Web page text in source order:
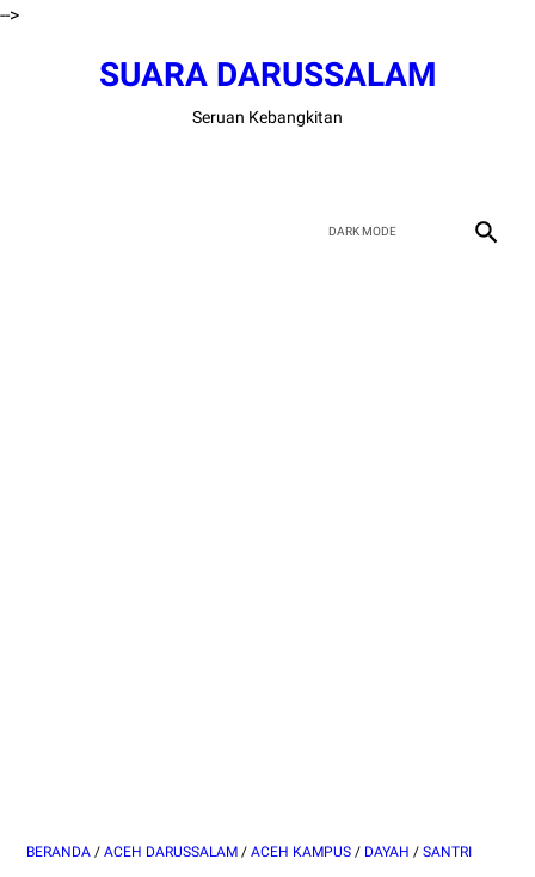
-->
SUARA DARUSSALAM
Seruan Kebangkitan
BERANDA / ACEH DARUSSALAM / ACEH KAMPUS / DAYAH / SANTRI